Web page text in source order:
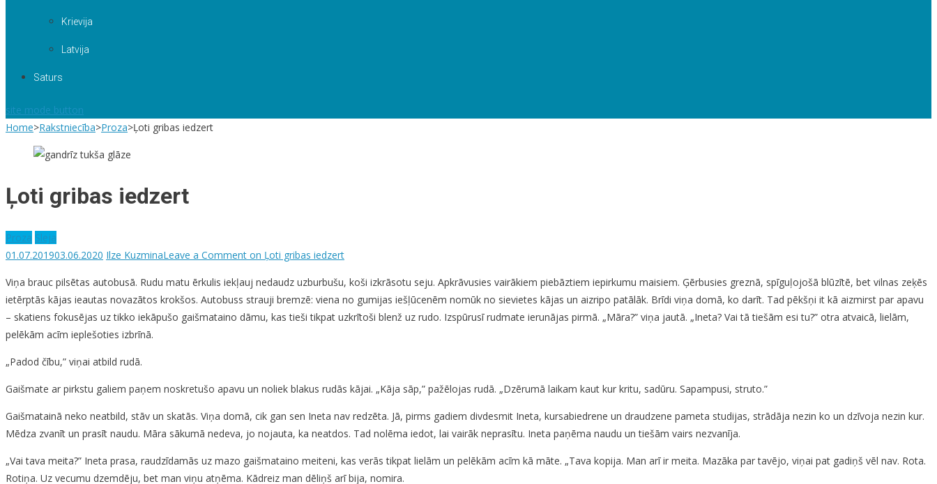
Krievija
Latvija
Saturs
site mode button
Home>Rakstniecība>Proza>Ļoti gribas iedzert
Ļoti gribas iedzert
Proza Sleja
01.07.201903.06.2020 Ilze KuzminaLeave a Comment on Ļoti gribas iedzert
Viņa brauc pilsētas autobusā. Rudu matu ērkulis iekļauj nedaudz uzburbušu, koši izkrāsotu seju. Apkrāvusies vairākiem piebāztiem iepirkumu maisiem. Ģērbusies greznā, spīguļojošā blūzītē, bet vilnas zeķēs
ietērptās kājas ieautas novazātos krokšos. Autobuss strauji bremzē: viena no gumijas iešļūcenēm nomūk no sievietes kājas un aizripo patālāk. Brīdi viņa domā, ko darīt. Tad pēkšņi it kā aizmirst par apavu
– skatiens fokusējas uz tikko iekāpušo gaišmataino dāmu, kas tieši tikpat uzkrītoši blenž uz rudo. Izspūrusī rudmate ierunājas pirmā. „Māra?” viņa jautā. „Ineta? Vai tā tiešām esi tu?” otra atvaicā, lielām,
pelēkām acīm ieplešoties izbrīnā.
„Padod čību,” viņai atbild rudā.
Gaišmate ar pirkstu galiem paņem noskretušo apavu un noliek blakus rudās kājai. „Kāja sāp,” pažēlojas rudā. „Dzērumā laikam kaut kur kritu, sadūru. Sapampusi, struto.”
Gaišmatainā neko neatbild, stāv un skatās. Viņa domā, cik gan sen Ineta nav redzēta. Jā, pirms gadiem divdesmit Ineta, kursabiedrene un draudzene pameta studijas, strādāja nezin ko un dzīvoja nezin kur.
Mēdza zvanīt un prasīt naudu. Māra sākumā nedeva, jo nojauta, ka neatdos. Tad nolēma iedot, lai vairāk neprasītu. Ineta paņēma naudu un tiešām vairs nezvanīja.
„Vai tava meita?” Ineta prasa, raudzīdamās uz mazo gaišmataino meiteni, kas verās tikpat lielām un pelēkām acīm kā māte. „Tava kopija. Man arī ir meita. Mazāka par tavējo, viņai pat gadiņš vēl nav. Rota.
Rotiņa. Uz vecumu dzemdēju, bet man viņu atņēma. Kādreiz man dēliņš arī bija, nomira.